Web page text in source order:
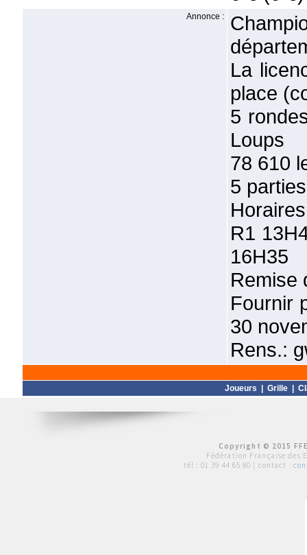
Annonce :
La
place
5
Loups
78 610
5 parties
R1
16H35
Remise
Fournir
30
Rens.:
Joueurs Grille|
Copyright © 2015
Fédération Française des
tél : 01 39 44 65 80 | contact :